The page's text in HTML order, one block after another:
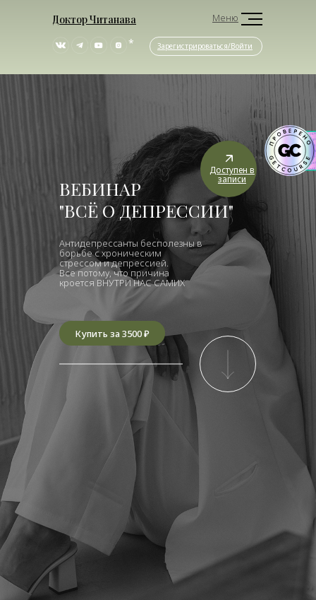
Доктор Читанава
Зарегистрироваться/Войти
Меню
*
Антидепрессанты бесполезны в
борьбе с хроническим
стрессом и депрессией.
Все потому, что причина
кроется ВНУТРИ НАС САМИХ
ВЕБИНАР
"ВСЁ О ДЕПРЕССИИ"
Доступен в
записи
Купить за 3500 ₽